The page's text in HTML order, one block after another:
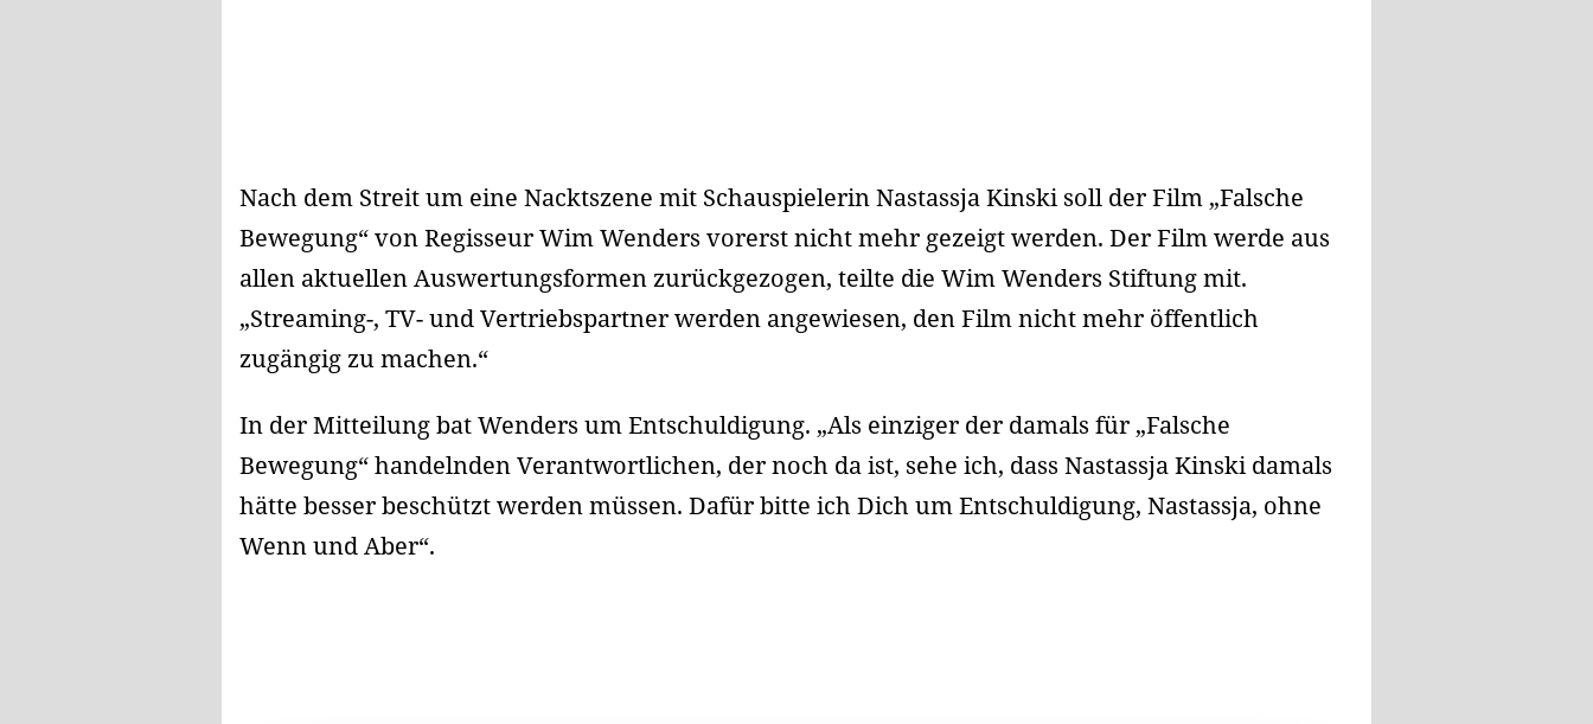
Nach dem Streit um eine Nacktszene mit Schauspielerin Nastassja Kinski soll der Film „Falsche
Bewegung“ von Regisseur Wim Wenders vorerst nicht mehr gezeigt werden. Der Film werde aus
allen aktuellen Auswertungsformen zurückgezogen, teilte die Wim Wenders Stiftung mit.
„Streaming-, TV- und Vertriebspartner werden angewiesen, den Film nicht mehr öffentlich
zugängig zu machen.“
In der Mitteilung bat Wenders um Entschuldigung. „Als einziger der damals für „Falsche
Bewegung“ handelnden Verantwortlichen, der noch da ist, sehe ich, dass Nastassja Kinski damals
hätte besser beschützt werden müssen. Dafür bitte ich Dich um Entschuldigung, Nastassja, ohne
Wenn und Aber“.